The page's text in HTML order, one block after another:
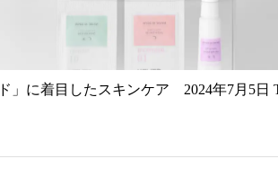
」に着目したスキンケア 2024年7月5日